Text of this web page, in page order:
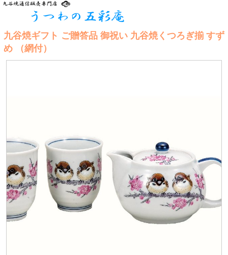
九谷焼ギフト ご贈答品 御祝い 九谷焼くつろぎ揃 すず
め （網付）